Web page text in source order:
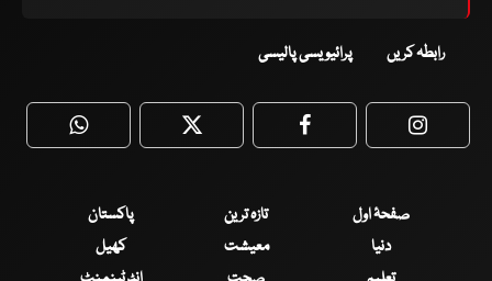
رابطہ کریں پرائیویسی پالیسی
WhatsApp Twitter Facebook
صفحۂ اول تازہ ترین
پاکستان
دنیا
معیشت
کھیل